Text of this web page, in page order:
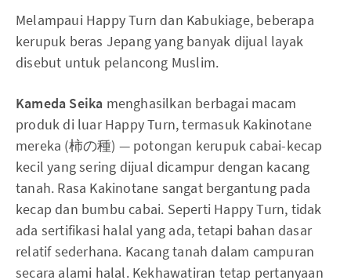
Melampaui Happy Turn dan Kabukiage, beberapa
kerupuk beras Jepang yang banyak dijual layak
disebut untuk pelancong Muslim.
Kameda Seika menghasilkan berbagai macam
produk di luar Happy Turn, termasuk Kakinotane
mereka (柿の種) — potongan kerupuk cabai-kecap
kecil yang sering dijual dicampur dengan kacang
tanah. Rasa Kakinotane sangat bergantung pada
kecap dan bumbu cabai. Seperti Happy Turn, tidak
ada sertifikasi halal yang ada, tetapi bahan dasar
relatif sederhana. Kacang tanah dalam campuran
secara alami halal. Kekhawatiran tetap pertanyaan